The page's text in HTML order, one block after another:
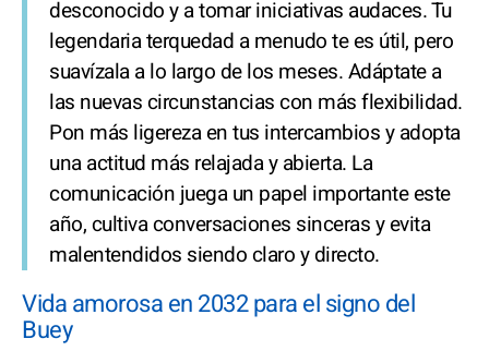
desconocido y a tomar iniciativas audaces. Tu
legendaria terquedad a menudo te es útil, pero
suavízala a lo largo de los meses. Adáptate a
las nuevas circunstancias con más flexibilidad.
Pon más ligereza en tus intercambios y adopta
una actitud más relajada y abierta. La
comunicación juega un papel importante este
año, cultiva conversaciones sinceras y evita
malentendidos siendo claro y directo.
Vida amorosa en 2032 para el signo del
Buey